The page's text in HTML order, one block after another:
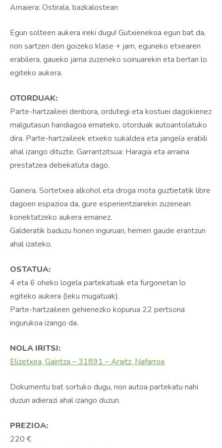
Amaiera: Ostirala, bazkalostean
Egun solteen aukera ireki dugu! Gutxienekoa egun bat da,
non sartzen den goizeko klase + jam, eguneko etxearen
erabilera, gaueko jama zuzeneko soinuarekin eta bertan lo
egiteko aukera.
OTORDUAK:
Parte-hartzaileei denbora, ordutegi eta kostuei dagokienez
malgutasun handiagoa emateko, otorduak autoantolatuko
dira. Parte-hartzaileek etxeko sukaldea eta jangela erabili
ahal izango dituzte. Garrantzitsua: Haragia eta arraina
prestatzea debekatuta dago.
Gainera, Sortetxea alkohol eta droga mota guztietatik libre
dagoen espazioa da, gure esperientziarekin zuzenean
konektatzeko aukera emanez.
Galderatik baduzu honen inguruan, hemen gaude erantzun
ahal izateko.
OSTATUA:
4 eta 6 oheko logela partekatuak eta furgonetan lo
egiteko aukera (leku mugatuak).
Parte-hartzaileen gehienezko kopurua 22 pertsona
ingurukoa izango da.
NOLA IRITSI:
Elizetxea, Gaintza – 31891 – Araitz, Nafarroa
Dokumentu bat sortuko dugu, non autoa partekatu nahi
duzun adierazi ahal izango duzun.
PREZIOA:
220 €